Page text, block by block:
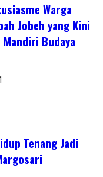
Warga
Jobeh yang Kini
Budaya
Tenang Jadi